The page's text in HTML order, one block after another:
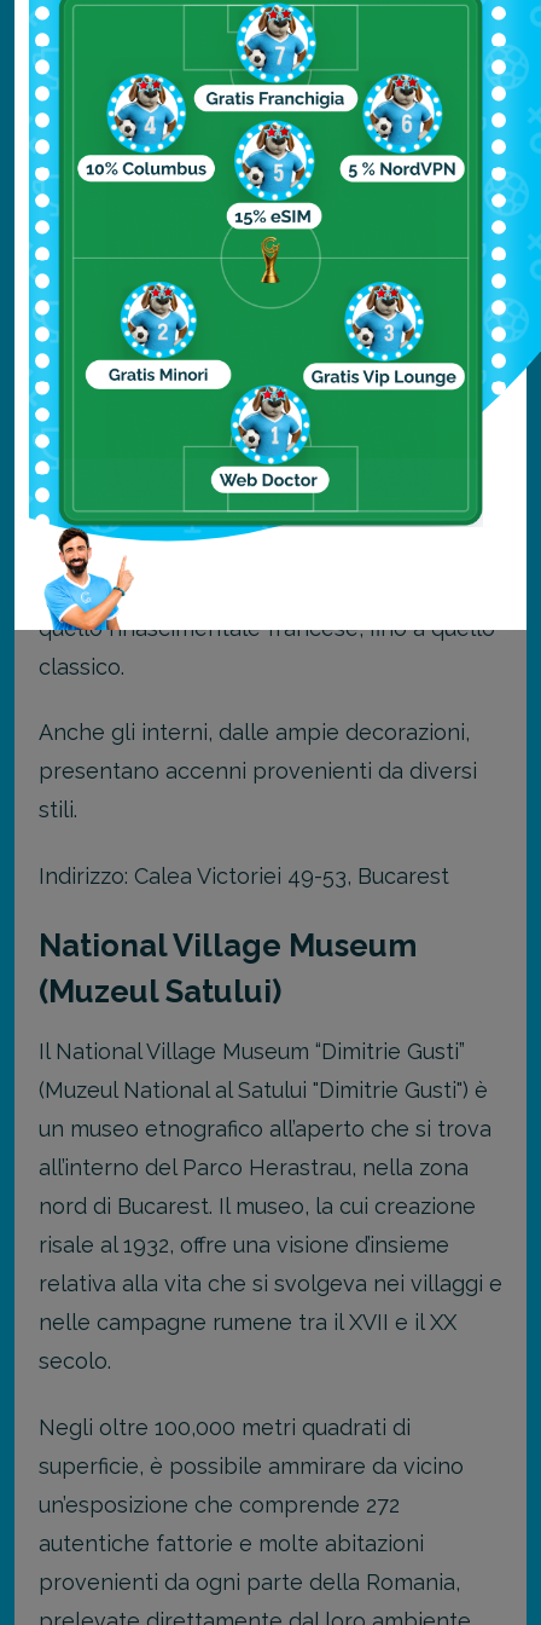
almeno all’esterno.
Negli anni, l’edificio ha cambiato la sua
destinazione più volte, passando da casa
signorile fino a Palazzo Reale, fino a
diventare la sede del Museo Nazionale
d'arte della Romania.
Il Palazzo, dalla caratteristica forma a U, si
compone di un corpo centrale e due ali
laterali. Il primo, distrutto da un incendio del
1927, è stato interessato da una
ricostruzione terminata nel 1937. Stante gli
interventi subiti nel corso degli anni, l’edificio
miscela diversi stili architettonici: si va dal
neoclassico all’eclettico, passando per
quello rinascimentale francese, fino a quello
classico.
Anche gli interni, dalle ampie decorazioni,
presentano accenni provenienti da diversi
stili.
Indirizzo: Calea Victoriei 49-53, Bucarest
National Village Museum
(Muzeul Satului)
Il National Village Museum “Dimitrie Gusti”
(Muzeul National al Satului "Dimitrie Gusti") è
un museo etnografico all’aperto che si trova
all’interno del Parco Herastrau, nella zona
nord di Bucarest. Il museo, la cui creazione
risale al 1932, offre una visione d’insieme
relativa alla vita che si svolgeva nei villaggi e
nelle campagne rumene tra il XVII e il XX
secolo.
Negli oltre 100,000 metri quadrati di
superficie, è possibile ammirare da vicino
un’esposizione che comprende 272
autentiche fattorie e molte abitazioni
provenienti da ogni parte della Romania,